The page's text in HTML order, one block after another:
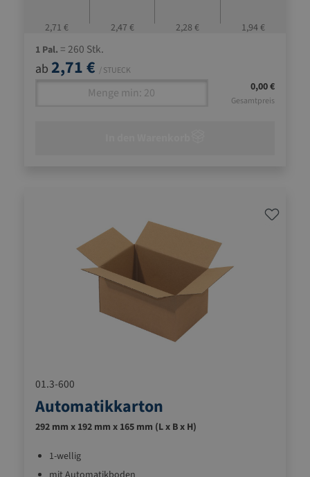
2,71 € 2,47 € 2,28 €
1,94 €
1 Pal. = 260 Stk.
ab 2,71 € / STUECK
0,00 €
Gesamtpreis
01.3-600
Automatikkarton
292 mm x 192 mm x 165 mm (L x B x H)
1-wellig